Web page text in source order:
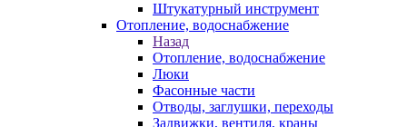
Штукатурный инструмент
Отопление, водоснабжение
Назад
Отопление, водоснабжение
Люки
Фасонные части
Отводы, заглушки, переходы
Задвижки, вентиля, краны